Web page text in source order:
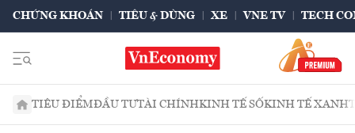
CHỨNG KHOÁN TIÊU & DÙNG XE VNE TV TECH
TIÊU ĐIỂMĐẦU TƯTÀI CHÍNHKINH TẾ SỐKINH TẾ XANH